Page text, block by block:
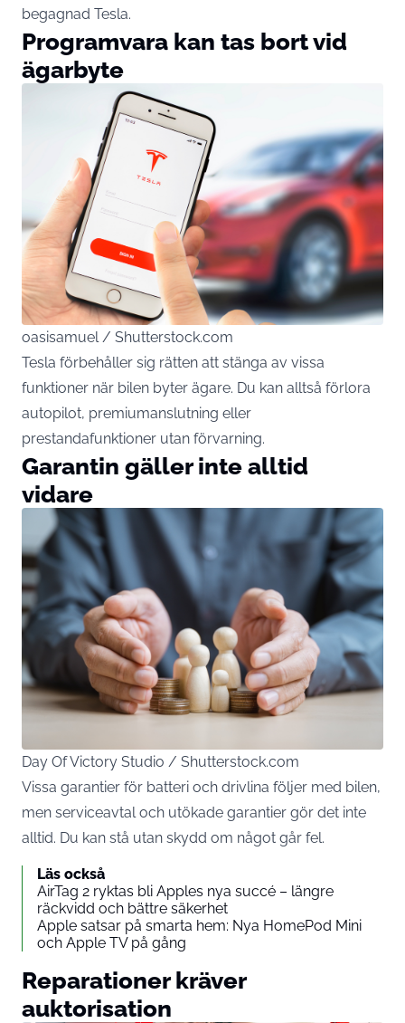
begagnad Tesla.
Programvara kan tas bort vid
ägarbyte
oasisamuel / Shutterstock.com
Tesla förbehåller sig rätten att stänga av vissa
funktioner när bilen byter ägare. Du kan alltså förlora
autopilot, premiumanslutning eller
prestandafunktioner utan förvarning.
Garantin gäller inte alltid
vidare
Day Of Victory Studio / Shutterstock.com
Vissa garantier för batteri och drivlina följer med bilen,
men serviceavtal och utökade garantier gör det inte
alltid. Du kan stå utan skydd om något går fel.
Läs också
AirTag 2 ryktas bli Apples nya succé – längre
räckvidd och bättre säkerhet
Apple satsar på smarta hem: Nya HomePod Mini
och Apple TV på gång
Reparationer kräver
auktorisation